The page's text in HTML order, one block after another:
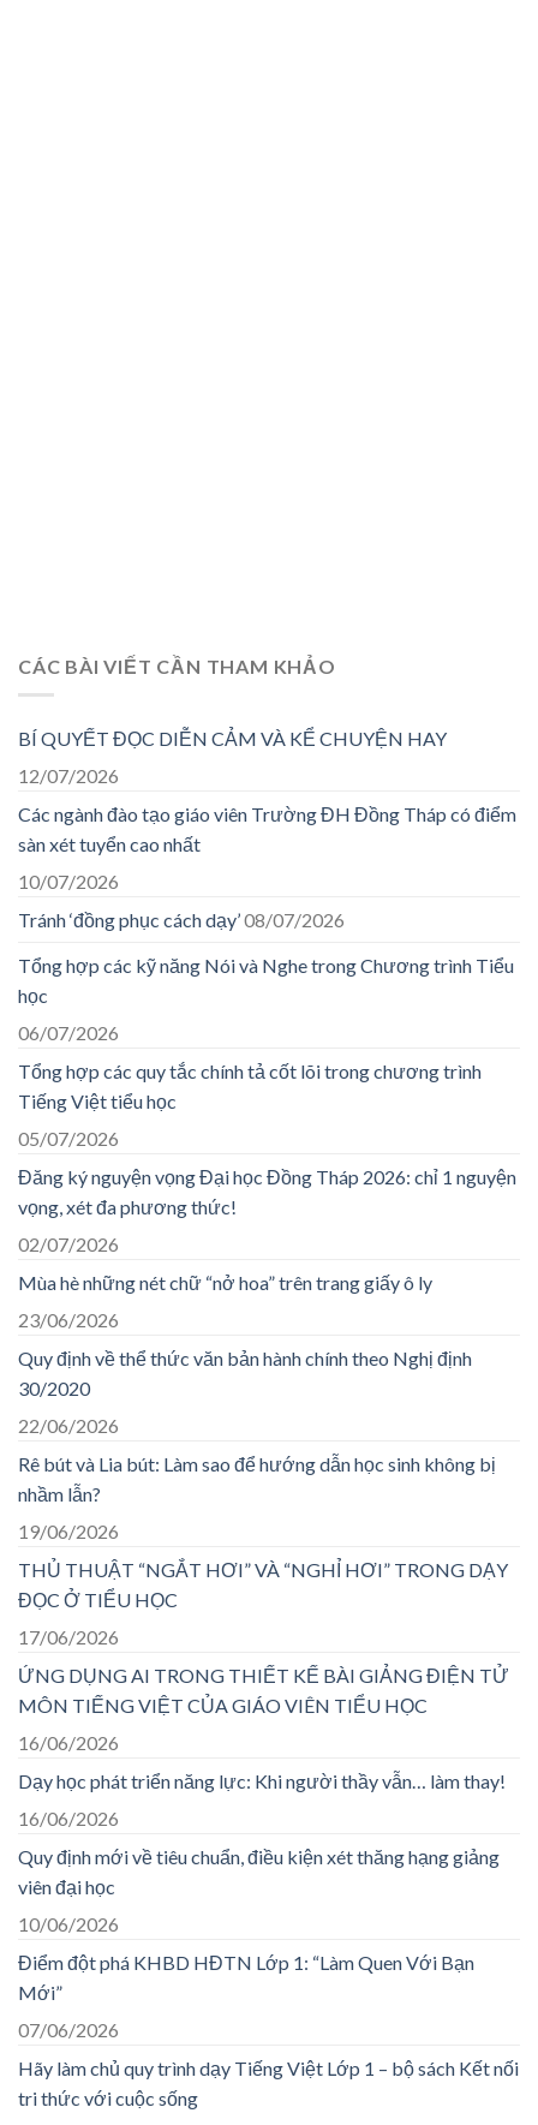
CÁC BÀI VIẾT CẦN THAM KHẢO
BÍ QUYẾT ĐỌC DIỄN CẢM VÀ KỂ CHUYỆN HAY
12/07/2026
Các ngành đào tạo giáo viên Trường ĐH Đồng Tháp có điểm
sàn xét tuyển cao nhất
10/07/2026
Tránh ‘đồng phục cách dạy’08/07/2026
Tổng hợp các kỹ năng Nói và Nghe trong Chương trình Tiểu
học
06/07/2026
Tổng hợp các quy tắc chính tả cốt lõi trong chương trình
Tiếng Việt tiểu học
05/07/2026
Đăng ký nguyện vọng Đại học Đồng Tháp 2026: chỉ 1 nguyện
vọng, xét đa phương thức!
02/07/2026
Mùa hè những nét chữ “nở hoa” trên trang giấy ô ly
23/06/2026
Quy định về thể thức văn bản hành chính theo Nghị định
30/2020
22/06/2026
Rê bút và Lia bút: Làm sao để hướng dẫn học sinh không bị
nhầm lẫn?
19/06/2026
THỦ THUẬT “NGẮT HƠI” VÀ “NGHỈ HƠI” TRONG DẠY
ĐỌC Ở TIỂU HỌC
17/06/2026
ỨNG DỤNG AI TRONG THIẾT KẾ BÀI GIẢNG ĐIỆN TỬ
MÔN TIẾNG VIỆT CỦA GIÁO VIÊN TIỂU HỌC
16/06/2026
Dạy học phát triển năng lực: Khi người thầy vẫn… làm thay!
16/06/2026
Quy định mới về tiêu chuẩn, điều kiện xét thăng hạng giảng
viên đại học
10/06/2026
Điểm đột phá KHBD HĐTN Lớp 1: “Làm Quen Với Bạn
Mới”
07/06/2026
Hãy làm chủ quy trình dạy Tiếng Việt Lớp 1 – bộ sách Kết nối
tri thức với cuộc sống